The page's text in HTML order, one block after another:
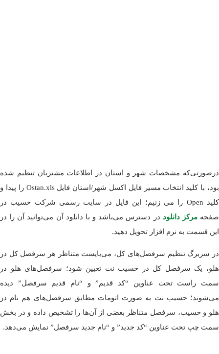
درصورتی‌که مشخصات شهر و استان در اطلاعات مشتریان تنظیم شده
بود، با کلید انتخاب مسیر فایل اکسل شهر/استان فایل Ostan.xls را پیدا و
کلید Open را می زنیم؛ این فایل در سایت رسمی شرکت حسیب در
صفحهمرکز دانلود در دسترس می‌باشد و با دانلود آن می‌توانید آن را در
این قسمت به نرم افزار تحویل دهید.
در سربرگ تنظیم سرفصل‌های کل، می‌بایست متناظر هر سرفصل کل در
هلو، یک سرفصل کل در حسیب نت تعیین شود؛ سرفصل‌های هلو در
سمت راست تحت عناوین “کد قدیم” و “نام قدیم سرفصل” دیده
می‌شوند؛ حسیب نت به صورت اتومات مطابق سرفصل‌های هم نام در
هلو و حسیب، سرفصل متناظر بعضی از آن‌ها را تشخیص داده و در بخش
سمت چپ تحت عناوین “کد جدید” و “نام جدید سرفصل” نمایش می‌دهد.